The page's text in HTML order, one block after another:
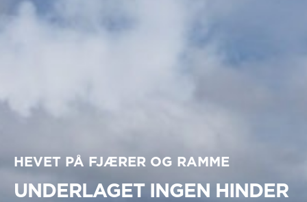
HEVET PÅ FJÆRER OG RAMME
UNDERLAGET INGEN HINDER